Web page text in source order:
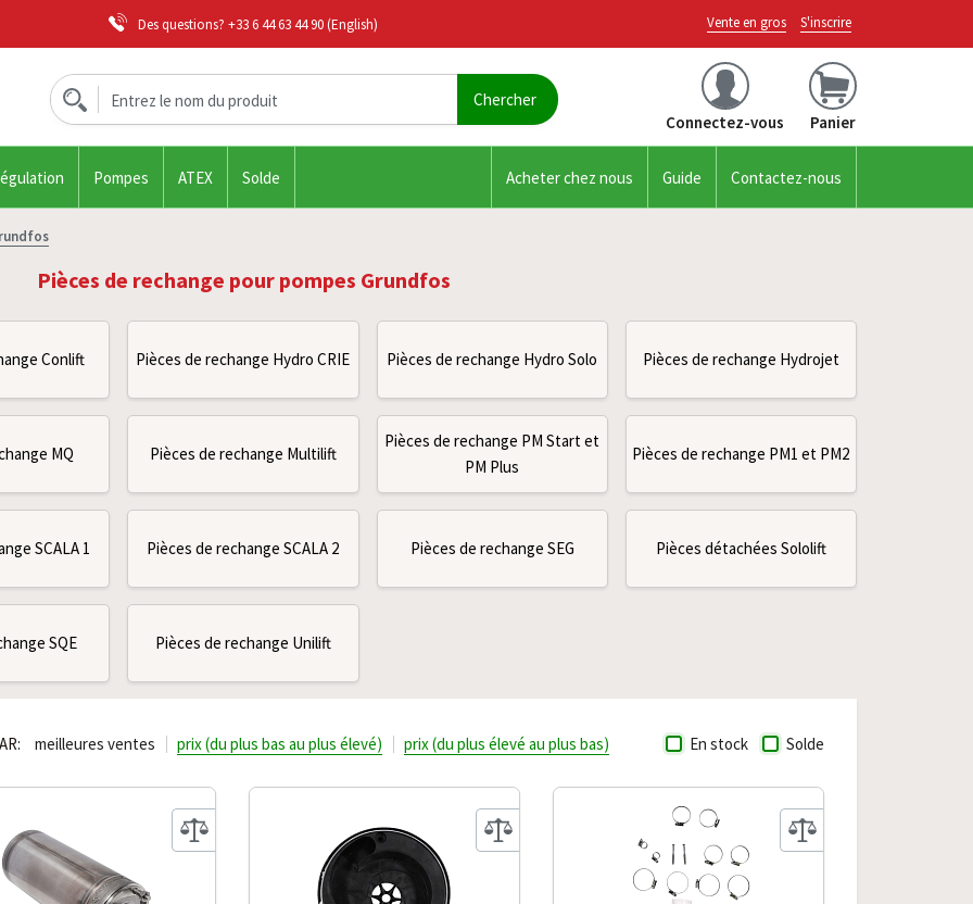
Des questions? +33 6 44 63 44 90(English) Vente en gros S'inscrire
Connectez-vous Panier
Pompes ATEX Solde Acheter chez nous Guide Contactez-nous
Pièces de rechange pour pompes Grundfos
Conlift Pièces de rechange Hydro CRIE Pièces de rechange Hydro Solo Pièces de rechange Hydrojet
MQ Pièces de rechange Multilift
Pièces de rechange PM Start et
PM Plus
Pièces de rechange PM1 et PM2
SCALA 1 Pièces de rechange SCALA 2 Pièces de rechange SEG Pièces détachées Sololift
SQE Pièces de rechange Unilift
En stock Solde
meilleures ventes prix (du plus bas au plus élevé) prix (du plus élevé au plus bas)